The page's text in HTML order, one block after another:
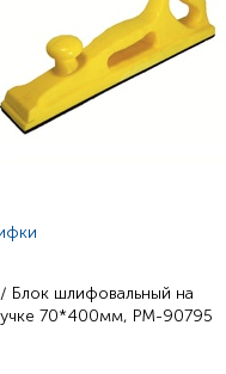
Блок шлифовальный на
70*400мм, РМ-90795